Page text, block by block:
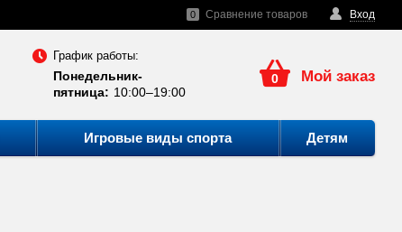
Вход
0 Сравнение товаров
График работы:
Понедельник-
пятница: 10:00–19:00
0 Мой заказ
Игровые виды спорта Детям